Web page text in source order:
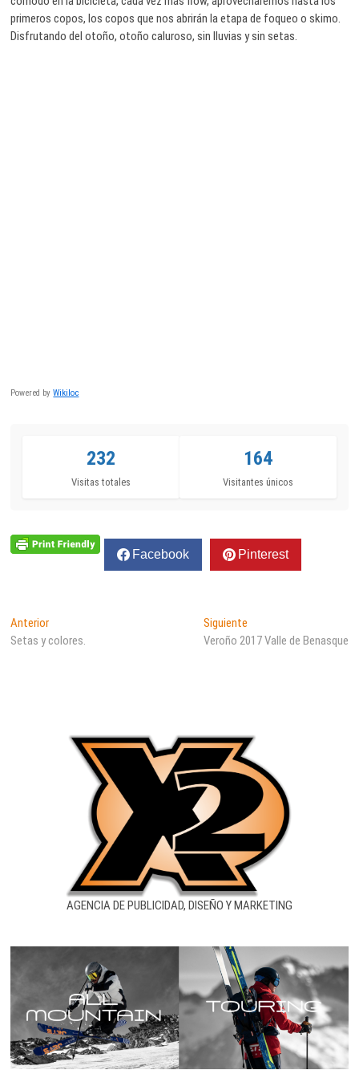
primeros copos, los copos que nos abrirán la etapa de foqueo o skimo.
Disfrutando del otoño, otoño caluroso, sin lluvias y sin setas.
Powered byWikiloc
232
Visitas totales
164
Visitantes únicos
Facebook Pinterest
Navegación
de
AnteriorEntrada
anterior:
Setas y colores.
SiguienteEntrada
siguiente:
Veroño 2017 Valle de Benasque
AGENCIA DE PUBLICIDAD, DISEÑO Y MARKETING